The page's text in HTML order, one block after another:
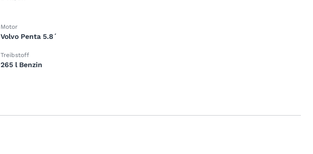
Motor
Volvo Penta 5.8´
Treibstoff
265 l Benzin